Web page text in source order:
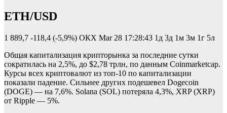
ETH/USD
1 889,7 -118,4 (-5,9%) ОКХ Mar 28 17:28:43 1д 3д 1м 3м 1г 5л
Общая капитализация крипторынка за последние сутки
сократилась на 2,5%, до $2,78 трлн, по данным Coinmarketcap.
Курсы всех криптовалют из топ-10 по капитализации
показали падение. Сильнее других подешевел Dogecoin
(DOGE) — на 7,6%. Solana (SOL) потеряла 4,3%, XRP (XRP)
от Ripple — 5%.